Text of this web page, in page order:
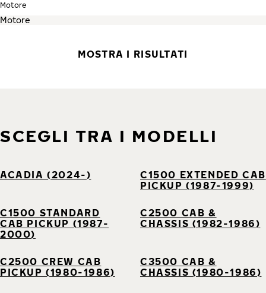
Motore
MOSTRA I RISULTATI
SCEGLI TRA I MODELLI
ACADIA (2024-)
C1500 EXTENDED CAB
PICKUP (1987-1999)
C1500 STANDARD
CAB PICKUP (1987-
2000)
C2500 CAB &
CHASSIS (1982-1986)
C2500 CREW CAB
PICKUP (1980-1986)
C3500 CAB &
CHASSIS (1980-1986)